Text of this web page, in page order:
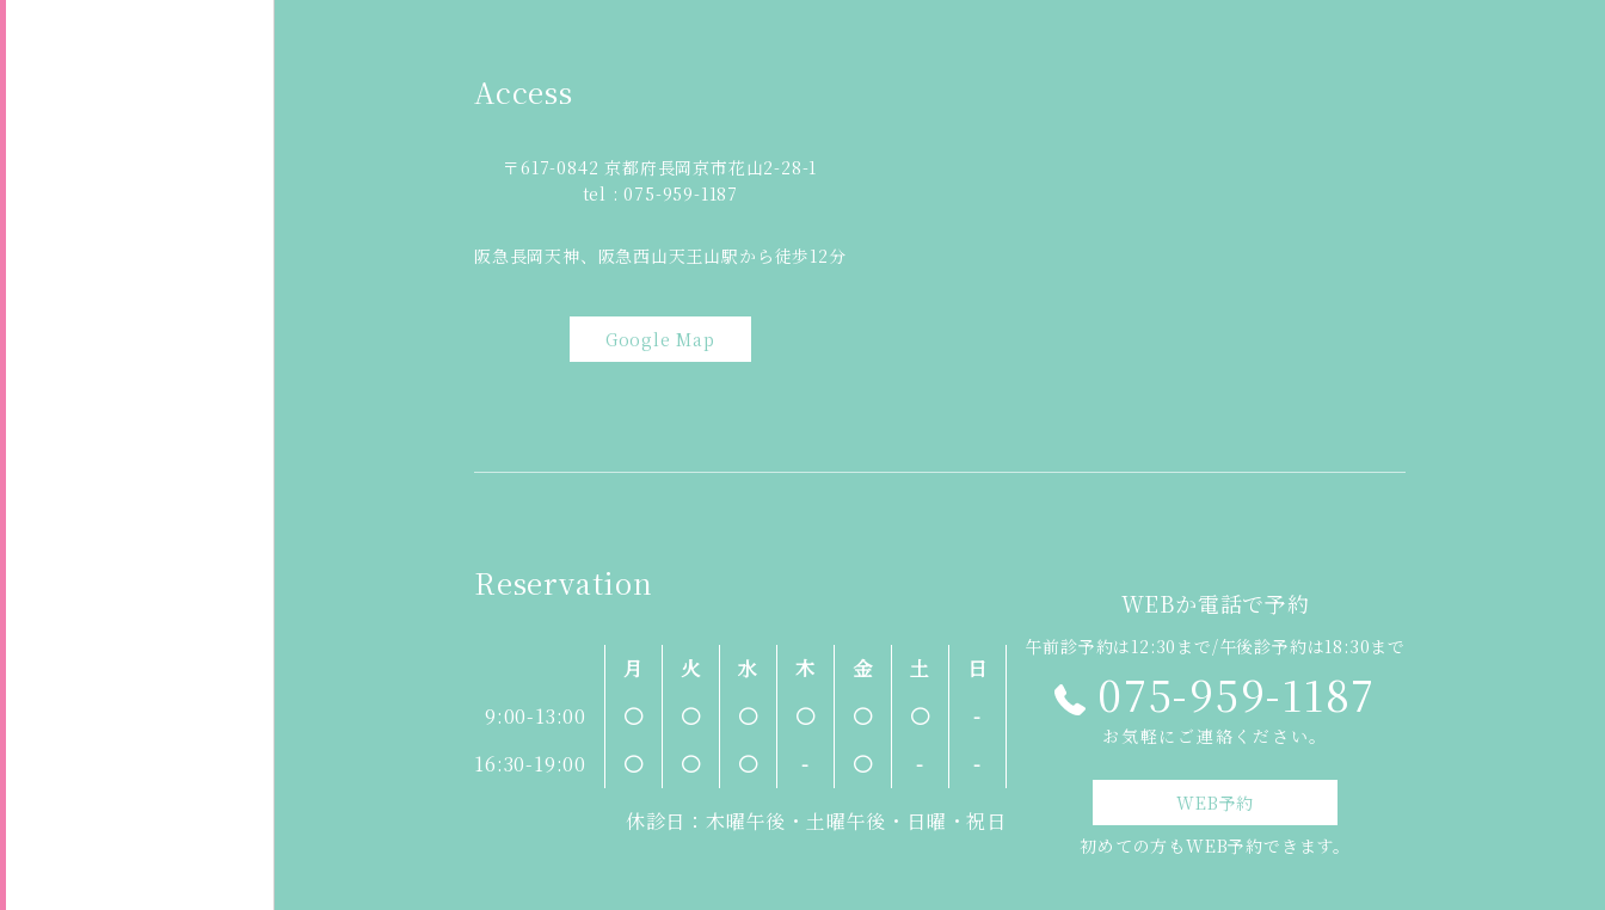
Access
〒617-0842 京都府長岡京市花山2-28-1
tel : 075-959-1187
阪急長岡天神、阪急西山天王山駅から徒歩12分
Google Map
Reservation
月 火 水 木 金 土
日
9:00-13:00
〇 〇 〇 〇 〇 〇
-
16:30-19:00
〇 〇 〇 - 〇 - -
休診日：木曜午後・土曜午後・日曜・祝日
WEBか電話で予約
午前診予約は12:30まで/午後診予約は18:30まで
075-959-1187
お気軽にご連絡ください。
WEB予約
初めての方もWEB予約できます。